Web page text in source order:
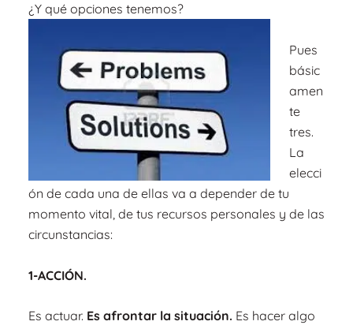
¿Y qué opciones tenemos?
Pues
básic
amen
te
tres.
La
elecci
ón de cada una de ellas va a depender de tu
momento vital, de tus recursos personales y de las
circunstancias:
1-ACCIÓN.
Es actuar. Es afrontar la situación. Es hacer algo